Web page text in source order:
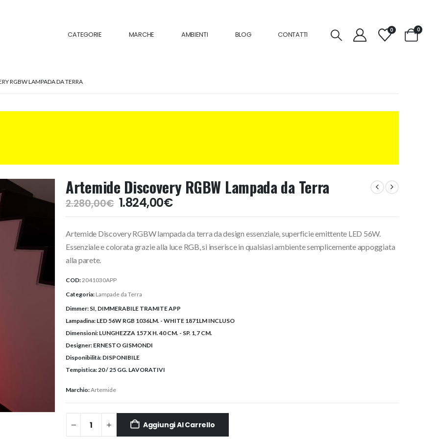
CATEGORIE MARCHE AMBIENTI BLOG CONTATTI
0 0
RGBW LAMPADA DA TERRA
Artemide Discovery RGBW Lampada da Terra
2.280,00€ Il
prezzo
era:
2.280,00€.
1.824,00€Il
prezzo
è:
1.824,00€.
Artemide Discovery RGBW lampada da terra da design essenziale, superficie emittente LED 56W.
Essenziale e colorata grazie alla luce RGB, si inserisce in qualsiasi ambiente semplicemente appoggiata
alla parete.
COD:2041030APP
Categoria: Lampade da Terra
Dimmer: SI, DIMMERABILE TRAMITE APP
Lampadina: LED 56W RGB 1036LM. - WHITE 1871LM INCLUSO
Dimensioni: LUNGHEZZA 157 X H. 40 CM. - SP. 1,7 CM.
Designer: ERNESTO GISMONDI
Disponibilità: DISPONIBILE
Tempistica: 20 / 25 GG. LAVORATIVI
Marchio:Artemide
Aggiungi Al Carrello